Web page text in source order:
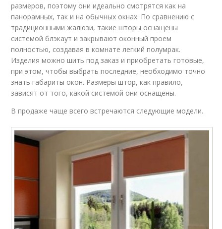
размеров, поэтому они идеально смотрятся как на
панорамных, так и на обычных окнах. По сравнению с
традиционными жалюзи, такие шторы оснащены
системой блэкаут и закрывают оконный проем
полностью, создавая в комнате легкий полумрак.
Изделия можно шить под заказ и приобретать готовые,
при этом, чтобы выбрать последние, необходимо точно
знать габариты окон. Размеры штор, как правило,
зависят от того, какой системой они оснащены.
В продаже чаще всего встречаются следующие модели.